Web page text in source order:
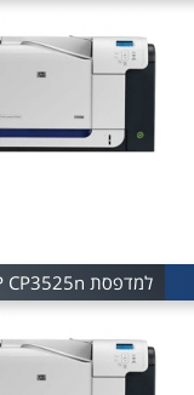
למדפסת HP CP3525n